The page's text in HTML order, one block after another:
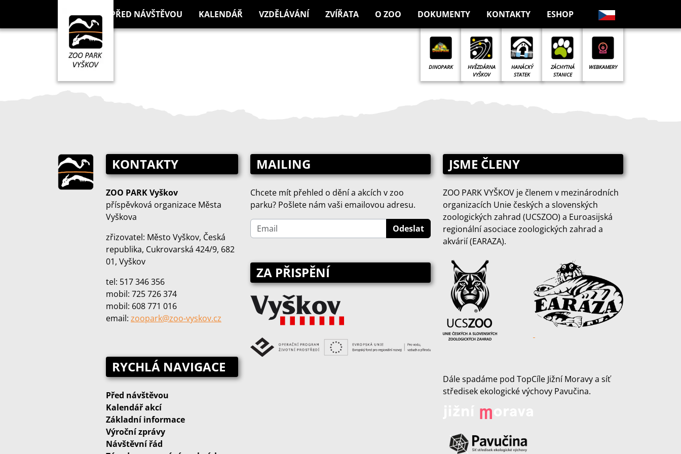
PŘED NÁVŠTĚVOU KALENDÁŘ VZDĚLÁVÁNÍ ZVÍŘATA O ZOO DOKUMENTY KONTAKTY ESHOP
DINOPARK
HVĚZDÁRNA
VYŠKOV
HANÁCKÝ
STATEK
ZÁCHYTNÁ
STANICE
WEBKAMERY
KONTAKTY
ZOO PARK Vyškov
příspěvková organizace Města
Vyškova
zřizovatel: Město Vyškov, Česká
republika, Cukrovarská 424/9, 682
01, Vyškov
tel: 517 346 356
mobil: 725 726 374
mobil: 608 771 016
email: zoopark@zoo‑vyskov.cz
RYCHLÁ NAVIGACE
Před návštěvou
Kalendář akcí
Základní informace
Výroční zprávy
Návštěvní řád
MAILING
Chcete mít přehled o dění a akcích v zoo
parku? Pošlete nám vaši emailovou adresu.
ZA PŘISPĚNÍ
JSME ČLENY
ZOO PARK VYŠKOV je členem v mezinárodních
organizacích Unie českých a slovenských
zoologických zahrad (UCSZOO) a Euroasijská
regionální asociace zoologických zahrad a
akvárií (EARAZA).
Dále spadáme pod TopCíle Jižní Moravy a síť
středisek ekologické výchovy Pavučina.